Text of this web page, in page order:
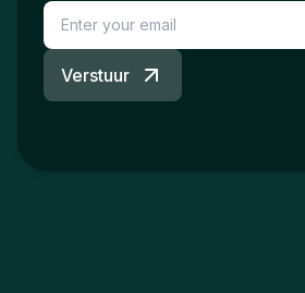
Verstuur